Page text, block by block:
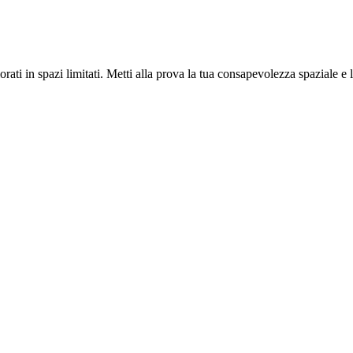
in spazi limitati. Metti alla prova la tua consapevolezza spaziale